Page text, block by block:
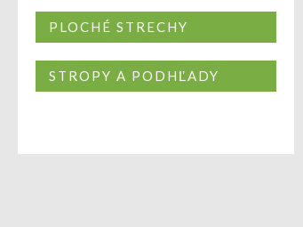
PLOCHÉ STRECHY
STROPY A PODHĽADY